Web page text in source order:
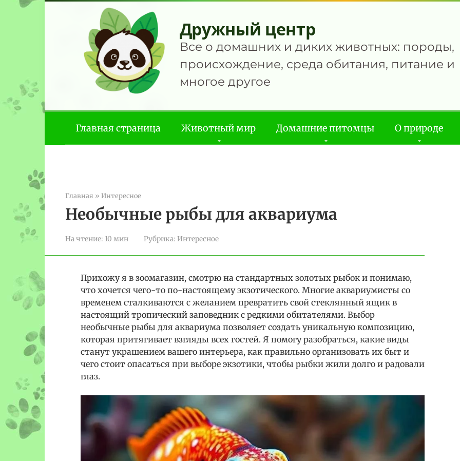
Перейти
Дружный центр
Все о домашних и диких животных: породы,
происхождение, среда обитания, питание и
многое другое
Главная страница Животный мир Домашние питомцы О природе
Главная » Интересное
Необычные рыбы для аквариума
На чтение: 10 мин Рубрика: Интересное
Прихожу я в зоомагазин, смотрю на стандартных золотых рыбок и понимаю,
что хочется чего-то по-настоящему экзотического. Многие аквариумисты со
временем сталкиваются с желанием превратить свой стеклянный ящик в
настоящий тропический заповедник с редкими обитателями. Выбор
необычные рыбы для аквариума позволяет создать уникальную композицию,
которая притягивает взгляды всех гостей. Я помогу разобраться, какие виды
станут украшением вашего интерьера, как правильно организовать их быт и
чего стоит опасаться при выборе экзотики, чтобы рыбки жили долго и радовали
глаз.